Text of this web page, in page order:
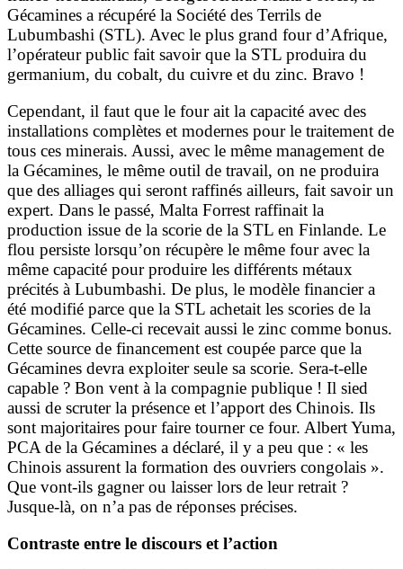
Gécamines a récupéré la Société des Terrils de
Lubumbashi (STL). Avec le plus grand four d’Afrique,
l’opérateur public fait savoir que la STL produira du
germanium, du cobalt, du cuivre et du zinc. Bravo !
Cependant, il faut que le four ait la capacité avec des
installations complètes et modernes pour le traitement de
tous ces minerais. Aussi, avec le même management de
la Gécamines, le même outil de travail, on ne produira
que des alliages qui seront raffinés ailleurs, fait savoir un
expert. Dans le passé, Malta Forrest raffinait la
production issue de la scorie de la STL en Finlande. Le
flou persiste lorsqu’on récupère le même four avec la
même capacité pour produire les différents métaux
précités à Lubumbashi. De plus, le modèle financier a
été modifié parce que la STL achetait les scories de la
Gécamines. Celle-ci recevait aussi le zinc comme bonus.
Cette source de financement est coupée parce que la
Gécamines devra exploiter seule sa scorie. Sera-t-elle
capable ? Bon vent à la compagnie publique ! Il sied
aussi de scruter la présence et l’apport des Chinois. Ils
sont majoritaires pour faire tourner ce four. Albert Yuma,
PCA de la Gécamines a déclaré, il y a peu que : « les
Chinois assurent la formation des ouvriers congolais ».
Que vont-ils gagner ou laisser lors de leur retrait ?
Jusque-là, on n’a pas de réponses précises.
Contraste entre le discours et l’action